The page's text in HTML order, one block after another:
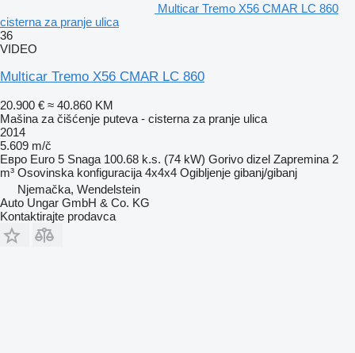
Multicar Tremo X56 CMAR LC 860
cisterna za pranje ulica
36
VIDEO
Multicar Tremo X56 CMAR LC 860
20.900 € ≈ 40.860 KM
Mašina za čišćenje puteva - cisterna za pranje ulica
2014
5.609 m/č
Евро Euro 5 Snaga 100.68 k.s. (74 kW) Gorivo dizel Zapremina 2
m³ Osovinska konfiguracija 4x4x4 Ogibljenje gibanj/gibanj
Njemačka, Wendelstein
Auto Ungar GmbH & Co. KG
Kontaktirajte prodavca